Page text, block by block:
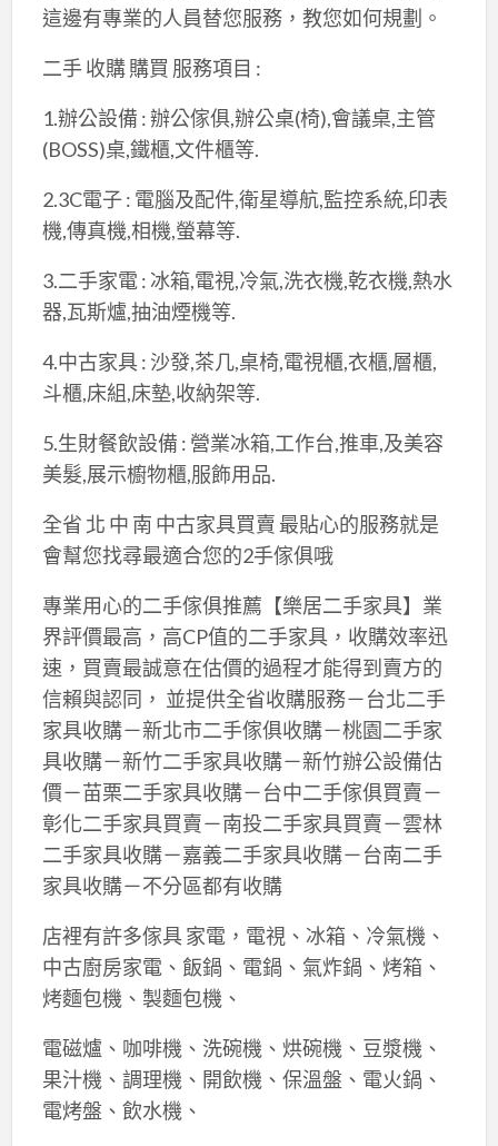
這邊有專業的人員替您服務，教您如何規劃。
二手 收購 購買 服務項目 :
1.辦公設備 : 辦公傢俱,辦公桌(椅),會議桌,主管
(BOSS)桌,鐵櫃,文件櫃等.
2.3C電子 : 電腦及配件,衛星導航,監控系統,印表
機,傳真機,相機,螢幕等.
3.二手家電 : 冰箱,電視,冷氣,洗衣機,乾衣機,熱水
器,瓦斯爐,抽油煙機等.
4.中古家具 : 沙發,茶几,桌椅,電視櫃,衣櫃,層櫃,
斗櫃,床組,床墊,收納架等.
5.生財餐飲設備 : 營業冰箱,工作台,推車,及美容
美髮,展示櫥物櫃,服飾用品.
全省 北 中 南 中古家具買賣 最貼心的服務就是
會幫您找尋最適合您的2手傢俱哦
專業用心的二手傢俱推薦【樂居二手家具】業
界評價最高，高CP值的二手家具，收購效率迅
速，買賣最誠意在估價的過程才能得到賣方的
信賴與認同， 並提供全省收購服務－台北二手
家具收購－新北市二手傢俱收購－桃園二手家
具收購－新竹二手家具收購－新竹辦公設備估
價－苗栗二手家具收購－台中二手傢俱買賣－
彰化二手家具買賣－南投二手家具買賣－雲林
二手家具收購－嘉義二手家具收購－台南二手
家具收購－不分區都有收購
店裡有許多傢具 家電，電視、冰箱、冷氣機、
中古廚房家電、飯鍋、電鍋、氣炸鍋、烤箱、
烤麵包機、製麵包機、
電磁爐、咖啡機、洗碗機、烘碗機、豆漿機、
果汁機、調理機、開飲機、保溫盤、電火鍋、
電烤盤、飲水機、